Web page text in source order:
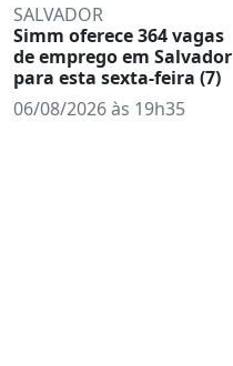
SALVADOR
Simm oferece 364 vagas
de emprego em Salvador
para esta sexta-feira (7)
06/08/2026 às 19h35